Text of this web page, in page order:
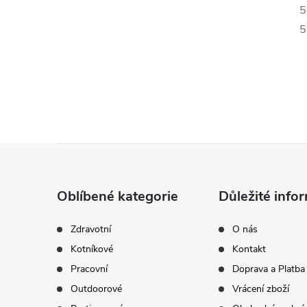
Oblíbené kategorie
Zdravotní
Kotníkové
Pracovní
Outdoorové
Důležité
O nás
Kontakt
Doprava a Platba
Vrácení zboží